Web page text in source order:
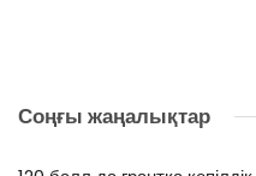
Соңғы жаңалықтар